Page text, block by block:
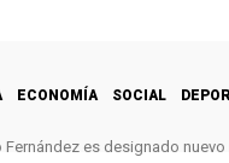
ECONOMÍA SOCIAL
es designado